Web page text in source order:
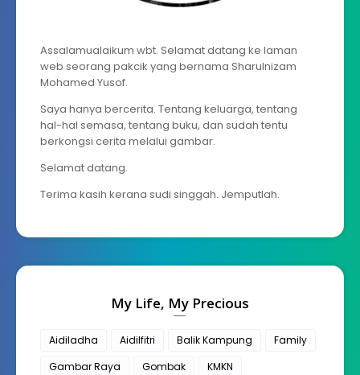
Assalamualaikum wbt. Selamat datang ke laman
web seorang pakcik yang bernama Sharulnizam
Mohamed Yusof.
Saya hanya bercerita. Tentang keluarga, tentang
hal-hal semasa, tentang buku, dan sudah tentu
berkongsi cerita melalui gambar.
Selamat datang.
Terima kasih kerana sudi singgah. Jemputlah.
My Life, My Precious
Aidiladha Aidilfitri Balik Kampung
Family
Gambar Raya
Gombak
KMKN